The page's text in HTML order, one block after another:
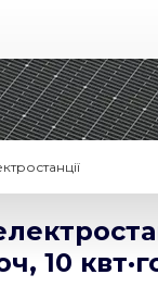
10